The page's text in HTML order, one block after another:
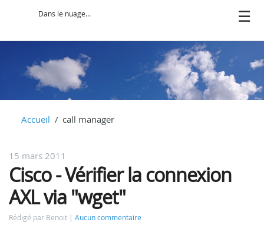
Dans le nuage...
Accueil call manager
15 mars 2011
Cisco - Vérifier la connexion
AXL via "wget"
Rédigé par Benoit
Aucun commentaire